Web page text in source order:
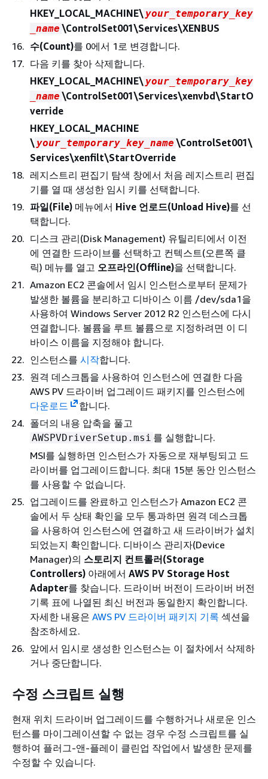
HKEY_LOCAL_MACHINE\ your_temporary_key
_name \ControlSet001\Services\XENBUS
수(Count)를 0에서 1로 변경합니다.
다음 키를 찾아 삭제합니다.
HKEY_LOCAL_MACHINE\ your_temporary_key
_name \ControlSet001\Services\xenvbd\StartO
verride
HKEY_LOCAL_MACHINE
\ your_temporary_key_name \ControlSet001\
Services\xenfilt\StartOverride
레지스트리 편집기 탐색 창에서 처음 레지스트리 편집
기를 열 때 생성한 임시 키를 선택합니다.
파일(File) 메뉴에서 Hive 언로드(Unload Hive)를 선
택합니다.
디스크 관리(Disk Management) 유틸리티에서 이전
에 연결한 드라이브를 선택하고 컨텍스트(오른쪽 클
릭) 메뉴를 열고 오프라인(Offline)을 선택합니다.
Amazon EC2 콘솔에서 임시 인스턴스로부터 문제가
발생한 볼륨을 분리하고 디바이스 이름 /dev/sda1을
사용하여 Windows Server 2012 R2 인스턴스에 다시
연결합니다. 볼륨을 루트 볼륨으로 지정하려면 이 디
바이스 이름을 지정해야 합니다.
인스턴스를 시작합니다.
원격 데스크톱을 사용하여 인스턴스에 연결한 다음
AWS PV 드라이버 업그레이드 패키지를 인스턴스에
다운로드
합니다.
폴더의 내용 압축을 풀고
AWSPVDriverSetup.msi 를 실행합니다.
MSI를 실행하면 인스턴스가 자동으로 재부팅되고 드
라이버를 업그레이드합니다. 최대 15분 동안 인스턴스
를 사용할 수 없습니다.
업그레이드를 완료하고 인스턴스가 Amazon EC2 콘
솔에서 두 상태 확인을 모두 통과하면 원격 데스크톱
을 사용하여 인스턴스에 연결하고 새 드라이버가 설치
되었는지 확인합니다. 디바이스 관리자(Device
Manager)의 스토리지 컨트롤러(Storage
Controllers) 아래에서 AWS PV Storage Host
Adapter를 찾습니다. 드라이버 버전이 드라이버 버전
기록 표에 나열된 최신 버전과 동일한지 확인합니다.
자세한 내용은 AWS PV 드라이버 패키지 기록 섹션을
참조하세요.
앞에서 임시로 생성한 인스턴스는 이 절차에서 삭제하
거나 중단합니다.
수정 스크립트 실행
현재 위치 드라이버 업그레이드를 수행하거나 새로운 인스
턴스를 마이그레이션할 수 없는 경우 수정 스크립트를 실
행하여 플러그-앤-플레이 클린업 작업에서 발생한 문제를
수정할 수 있습니다.